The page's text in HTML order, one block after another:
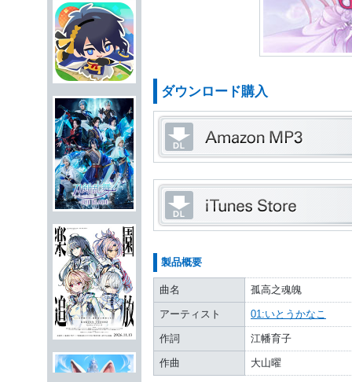
ダウンロード購入
製品概要
曲名 孤高之魂魄
アーティスト 01:いとうかなこ
作詞 江幡育子
作曲 大山曜